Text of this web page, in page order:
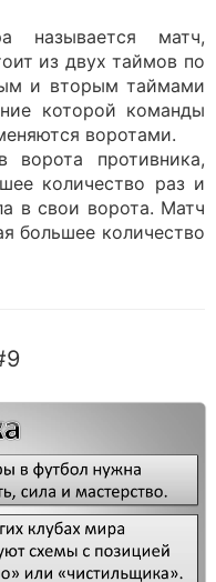
называется матч,
из двух таймов по
и вторым таймами
которой команды
воротами.
противника,
количество раз и
в свои ворота. Матч
большее количество